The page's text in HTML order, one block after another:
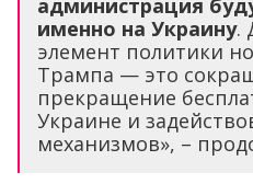
администрация
именно на Украину.
элемент политики
Трампа — это
прекращение
Украине и
механизмов», –